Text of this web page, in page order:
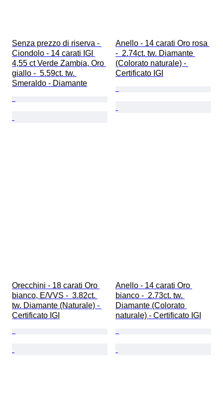
Senza prezzo di riserva -
Ciondolo - 14 carati IGI
4,55 ct Verde Zambia, Oro
giallo -  5.59ct. tw.
Smeraldo - Diamante
Anello - 14 carati Oro rosa
-  2.74ct. tw. Diamante
(Colorato naturale) -
Certificato IGI
Orecchini - 18 carati Oro
bianco, E/VVS -  3.82ct.
tw. Diamante (Naturale) -
Certificato IGI
Anello - 14 carati Oro
bianco -  2.73ct. tw.
Diamante (Colorato
naturale) - Certificato IGI